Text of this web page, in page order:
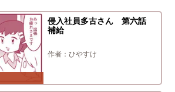
侵入社員多古さん 第六話
補給
ひやすけ